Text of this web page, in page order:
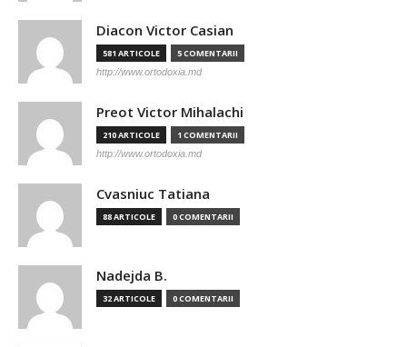
Diacon Victor Casian
581 ARTICOLE 5 COMENTARII
http://www.ortodoxia.md
Preot Victor Mihalachi
210 ARTICOLE 1 COMENTARII
http://www.ortodoxia.md
Cvasniuc Tatiana
88 ARTICOLE 0 COMENTARII
Nadejda B.
32 ARTICOLE 0 COMENTARII